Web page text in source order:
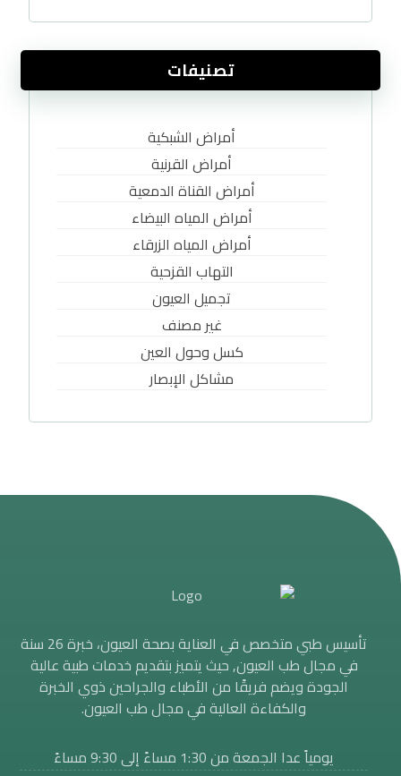
تصنيفات
أمراض الشبكية
أمراض القرنية
أمراض القناة الدمعية
أمراض المياه البيضاء
أمراض المياه الزرقاء
التهاب القزحية
تجميل العيون
غير مصنف
كسل وحول العين
مشاكل الإبصار
تأسيس طبي متخصص في العناية بصحة العيون، خبرة 26 سنة
في مجال طب العيون, حيث يتميز بتقديم خدمات طبية عالية
الجودة ويضم فريقًا من الأطباء والجراحين ذوي الخبرة
والكفاءة العالية في مجال طب العيون.
يومياً عدا الجمعة من 1:30 مساءََ إلى 9:30 مساءً